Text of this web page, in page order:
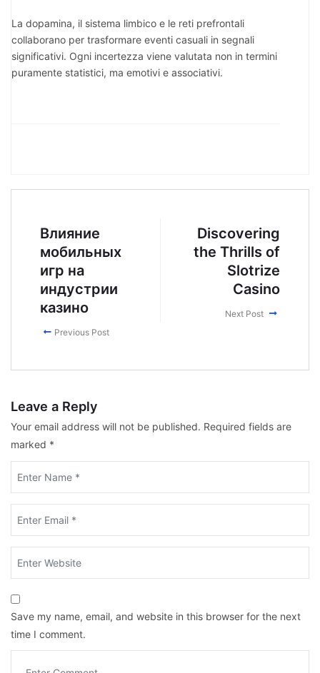
La dopamina, il sistema limbico e le reti prefrontali
collaborano per trasformare eventi casuali in segnali
significativi. Ogni incertezza viene valutata non in termini
puramente statistici, ma emotivi e associativi.
Влияние
мобильных
игр на
индустрии
казино
Previous Post
Discovering
the Thrills of
Slotrize
Casino
Next Post
Leave a Reply
Your email address will not be published. Required fields are
marked *
Save my name, email, and website in this browser for the next
time I comment.